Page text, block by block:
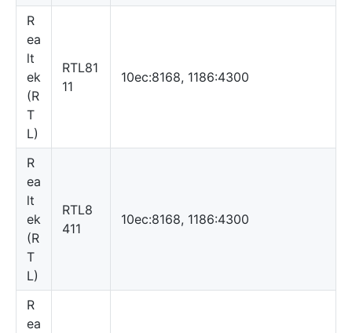
R
ea
lt
ek
(R
T
L)
RTL81
11
10ec:8168, 1186:4300
R
ea
lt
ek
(R
T
L)
RTL8
411
10ec:8168, 1186:4300
R
ea